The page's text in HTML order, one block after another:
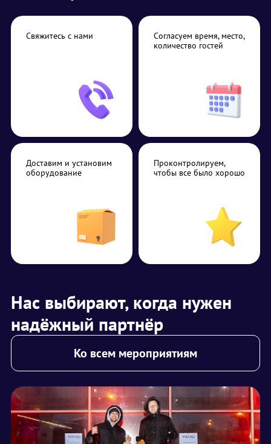
Свяжитесь с нами
Согласуем время, место,
количество гостей
Доставим и установим
оборудование
Проконтролируем,
чтобы все было хорошо
Нас выбирают, когда нужен
надёжный партнёр
Ко всем мероприятиям